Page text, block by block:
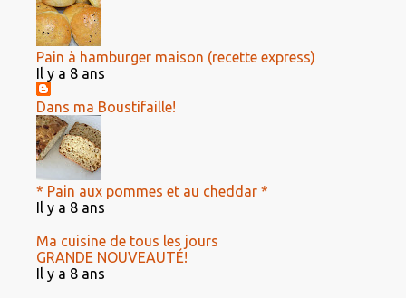
Pain à hamburger maison (recette express)
Il y a 8 ans
Dans ma Boustifaille!
* Pain aux pommes et au cheddar *
Il y a 8 ans
Ma cuisine de tous les jours
GRANDE NOUVEAUTÉ!
Il y a 8 ans